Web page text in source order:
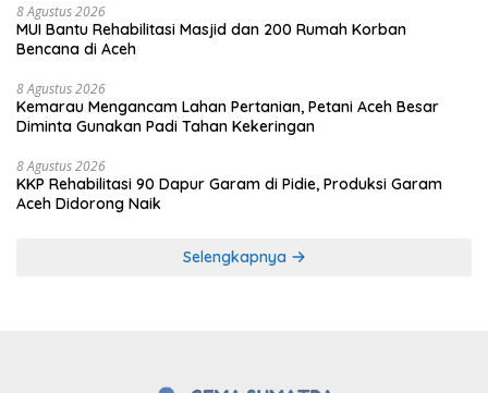
8 Agustus 2026
MUI Bantu Rehabilitasi Masjid dan 200 Rumah Korban
Bencana di Aceh
8 Agustus 2026
Kemarau Mengancam Lahan Pertanian, Petani Aceh Besar
Diminta Gunakan Padi Tahan Kekeringan
8 Agustus 2026
KKP Rehabilitasi 90 Dapur Garam di Pidie, Produksi Garam
Aceh Didorong Naik
Selengkapnya